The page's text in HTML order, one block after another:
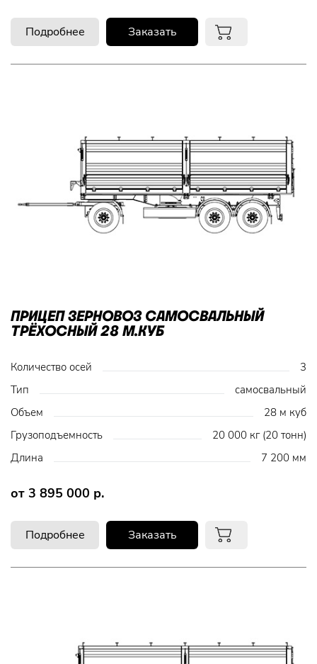
Подробнее Заказать
ПРИЦЕП ЗЕРНОВОЗ САМОСВАЛЬНЫЙ
ТРЁХОСНЫЙ 28 М.КУБ
Количество осей
3
Тип
самосвальный
Объем
28 м куб
Грузоподъемность
20 000 кг (20 тонн)
Длина
7 200 мм
от 3 895 000 р.
Подробнее Заказать